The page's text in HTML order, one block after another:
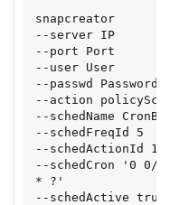
snapcreator
--server IP
--port Port
--user User
--passwd Password
--action
--schedName
--schedFreqId 5
--schedActionId 1
--schedCron '0 0/
* ?'
--schedActive true